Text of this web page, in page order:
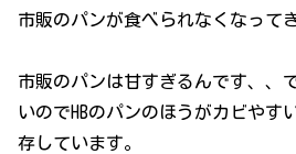
市販のパンが食べられなくなって
市販のパンは甘すぎるんです、、
いのでHBのパンのほうがカビやす
存しています。